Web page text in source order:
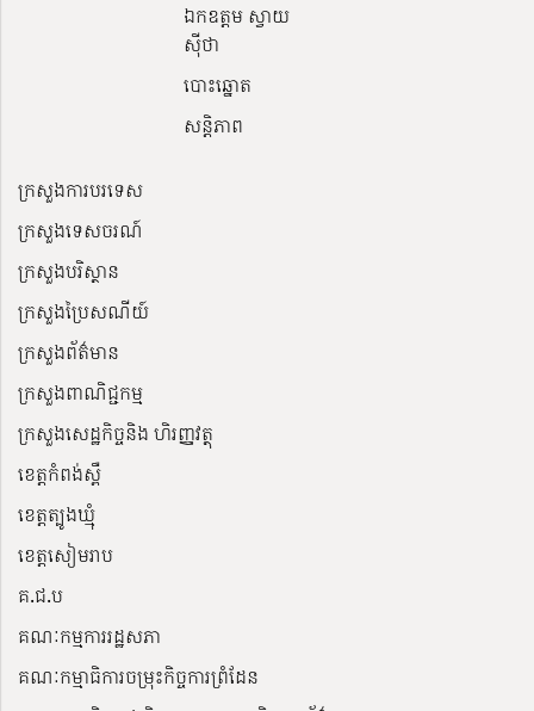
ឯកឧត្តម ស្វាយ
ស៊ីថា
បោះឆ្នោត
សន្តិភាព
ក្រសួងការបរទេស
ក្រសួងទេសចរណ៍
ក្រសួងបរិស្ថាន
ក្រសួងប្រៃសណីយ៍
ក្រសួងព័ត៌មាន
ក្រសួងពាណិជ្ជកម្ម
ក្រសួងសេដ្ឋកិច្ចនិង ហិរញ្ញវត្ថុ
ខេត្តកំពង់ស្ពឺ
ខេត្តត្បូងឃ្មុំ
ខេត្តសៀមរាប
គ.ជ.ប
គណៈកម្មការរដ្ឋសភា
គណៈកម្មាធិការចម្រុះកិច្ចការព្រំដែន